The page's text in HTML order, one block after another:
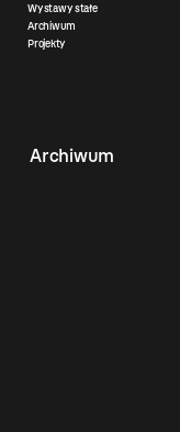
Wystawy stałe
Archiwum
Projekty
Archiwum